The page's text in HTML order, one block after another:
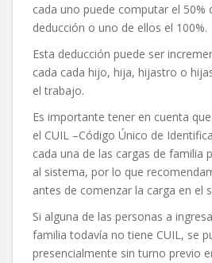
cada uno puede computar el 50%
deducción o uno de ellos el 100%.
Esta deducción puede ser
cada cada hijo, hija, hijastro o
el trabajo.
Es importante tener en cuenta
el CUIL –Código Único de
cada una de las cargas de familia
al sistema, por lo que
antes de comenzar la carga en el
Si alguna de las personas a
familia todavía no tiene CUIL, se
presencialmente sin turno previo